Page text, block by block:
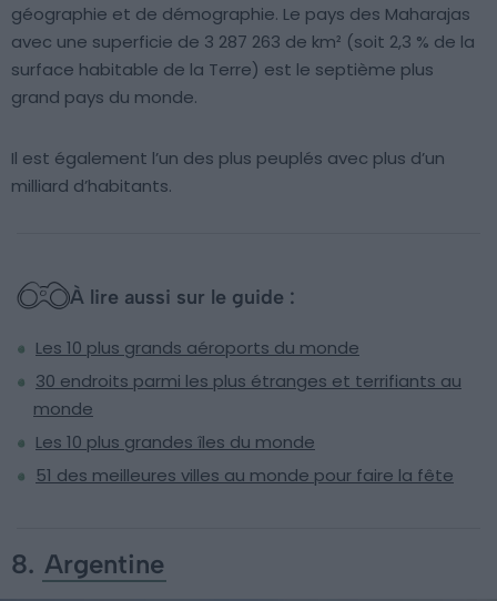
géographie et de démographie. Le pays des Maharajas
avec une superficie de 3 287 263 de km² (soit 2,3 % de la
surface habitable de la Terre) est le septième plus
grand pays du monde.
Il est également l’un des plus peuplés avec plus d’un
milliard d’habitants.
À lire aussi sur le guide :
Les 10 plus grands aéroports du monde
30 endroits parmi les plus étranges et terrifiants au
monde
Les 10 plus grandes îles du monde
51 des meilleures villes au monde pour faire la fête
8. Argentine